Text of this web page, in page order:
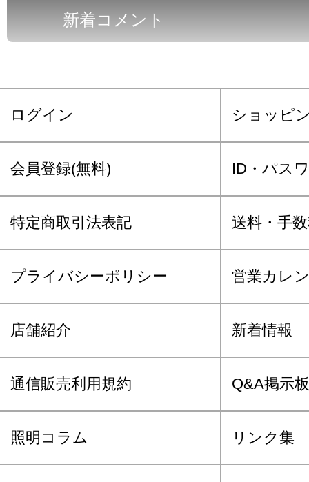
新着コメント
ログイン ショッピ
会員登録(無料) ID・パス
特定商取引法表記 送料・手
プライバシーポリシー 営業カレ
店舗紹介 新着情報
通信販売利用規約 Q&A掲示板
照明コラム リンク集